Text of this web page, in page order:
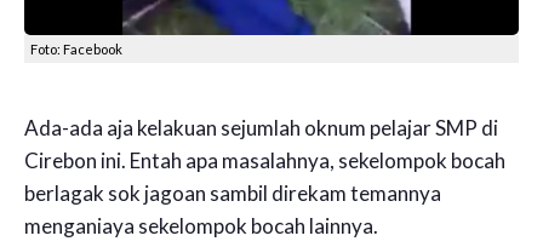
Foto: Facebook
Ada-ada aja kelakuan sejumlah oknum pelajar SMP di
Cirebon ini. Entah apa masalahnya, sekelompok bocah
berlagak sok jagoan sambil direkam temannya
menganiaya sekelompok bocah lainnya.